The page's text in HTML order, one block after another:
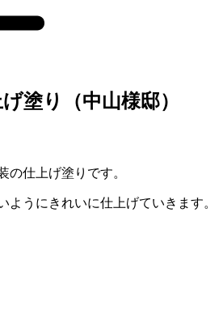
塗り（中山様邸）
の仕上げ塗りです。
ようにきれいに仕上げていきます。